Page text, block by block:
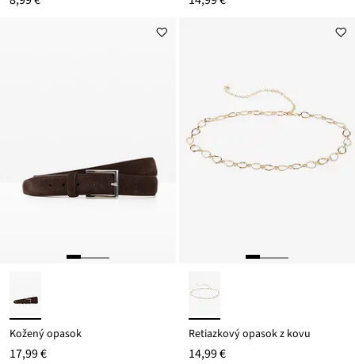
Kožený opasok
17,99 €
Retiazkový opasok z kovu
14,99 €